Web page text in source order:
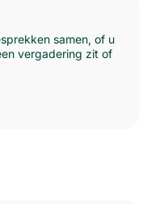
samen, of u
vergadering zit of